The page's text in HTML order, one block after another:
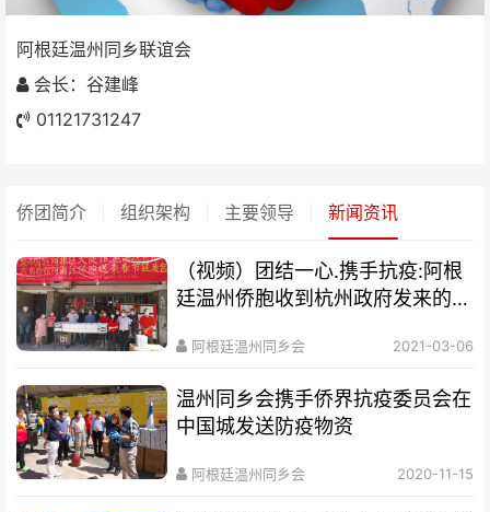
阿根廷温州同乡联谊会
会长：谷建峰
01121731247
侨团简介 组织架构 主要领导 新闻资讯
（视频）团结一心.携手抗疫:阿根
廷温州侨胞收到杭州政府发来的健
阿根廷温州同乡会 2021-03-06
温州同乡会携手侨界抗疫委员会在
中国城发送防疫物资
阿根廷温州同乡会 2020-11-15